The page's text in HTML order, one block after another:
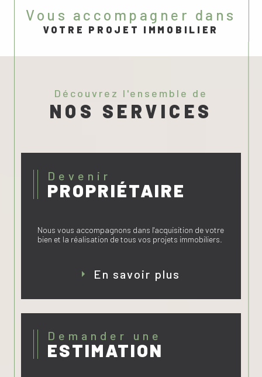
vous accompagner dans
VOTRE PROJET IMMOBILIER
découvrez l'ensemble de
NOS SERVICES
Devenir
PROPRIÉTAIRE
Nous vous accompagnons dans l'acquisition de votre
bien et la réalisation de tous vos projets immobiliers.
En savoir plus
Demander une
ESTIMATION